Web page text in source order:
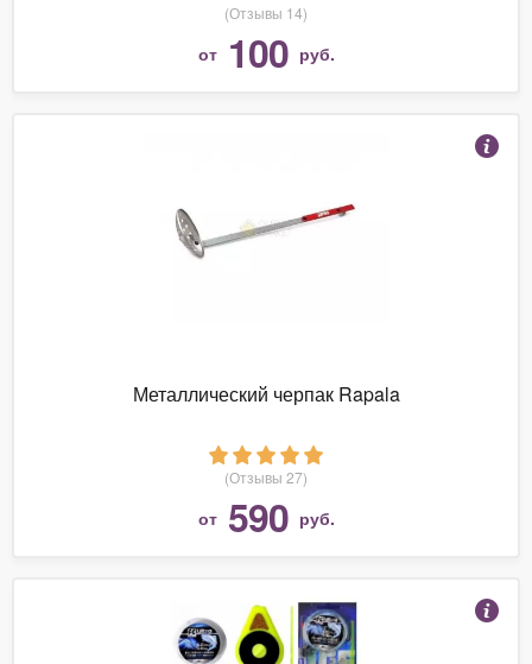
(Отзывы 14)
от 100 руб.
Металлический черпак Rapala
(Отзывы 27)
от 590 руб.